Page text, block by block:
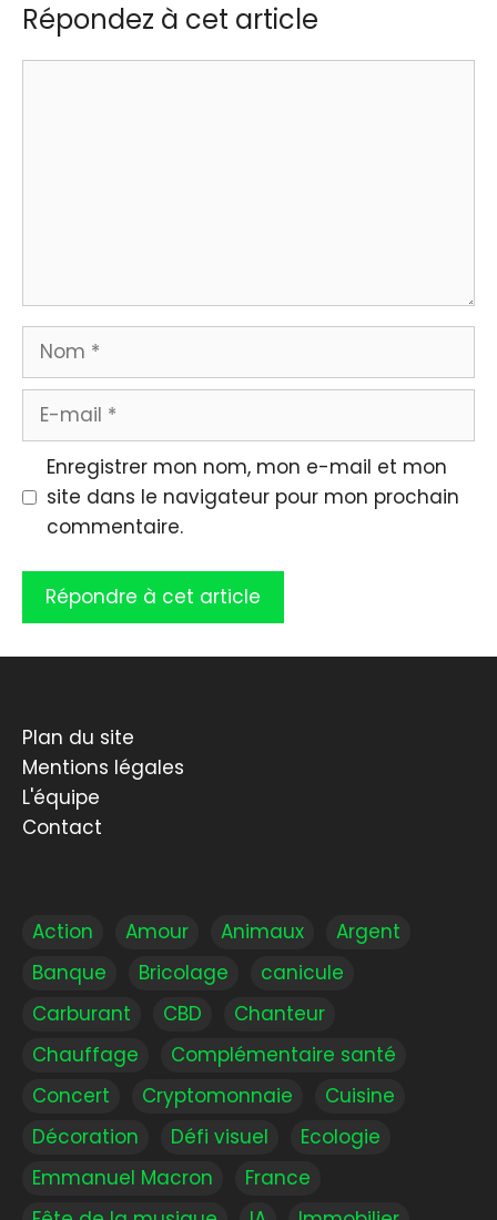
Répondez à cet article
Nom
Enregistrer mon nom, mon e-mail et mon
site dans le navigateur pour mon prochain
commentaire.
Plan du site
Mentions légales
L'équipe
Contact
Action Amour Animaux
Argent
Banque
Bricolage
canicule
Carburant
CBD
Chanteur
Chauffage
Complémentaire santé
Concert
Cryptomonnaie
Cuisine
Décoration
Défi visuel
Ecologie
Emmanuel Macron
France